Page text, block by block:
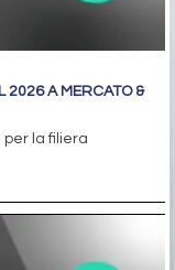
2026 A MERCATO &
la filiera